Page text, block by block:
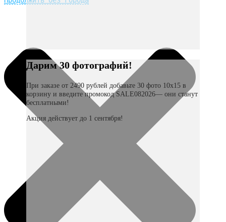
Дарим 30 фотографий!
При заказе от 2490 рублей добавьте 30 фото 10х15 в
корзину и введите промокод SALE082026— они станут
бесплатными!
Акция действует до 1 сентября!